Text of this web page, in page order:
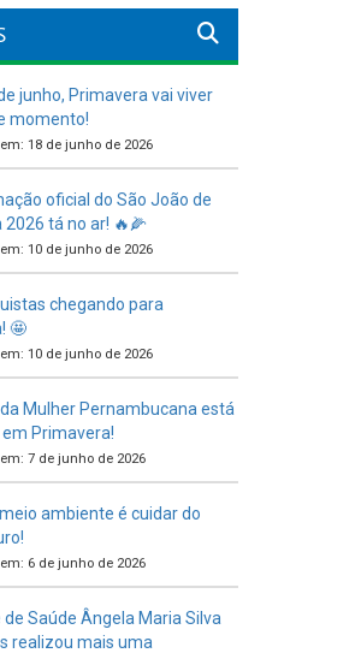
junho, Primavera vai viver
momento!
18 de junho de 2026
oficial do São João de
2026 tá no ar! 🔥🌽
10 de junho de 2026
chegando para
🤩
10 de junho de 2026
Mulher Pernambucana está
Primavera!
7 de junho de 2026
ambiente é cuidar do
6 de junho de 2026
de Saúde Ângela Maria Silva
realizou mais uma